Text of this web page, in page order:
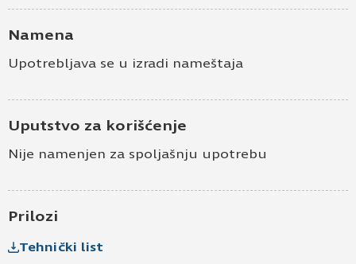
Namena
Upotrebljava se u izradi nameštaja
Uputstvo za korišćenje
Nije namenjen za spoljašnju upotrebu
Prilozi
Tehnički list